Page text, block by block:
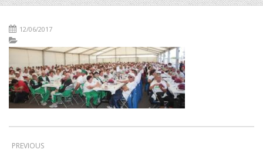
12/06/2017
PREVIOUS